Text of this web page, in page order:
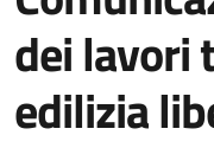
dei lavori
edilizia